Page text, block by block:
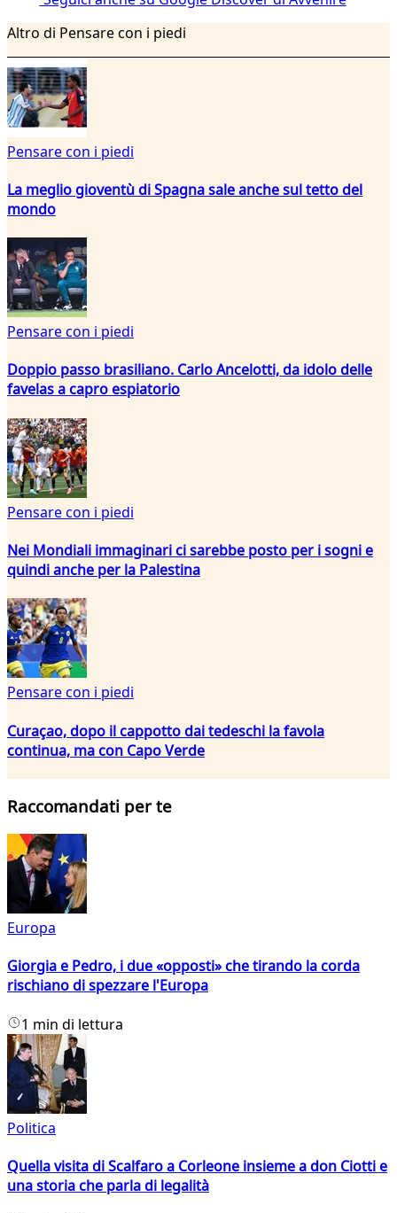
Altro di Pensare con i piedi
Pensare con i piedi
La meglio gioventù di Spagna sale anche sul tetto del
mondo
Pensare con i piedi
Doppio passo brasiliano. Carlo Ancelotti, da idolo delle
favelas a capro espiatorio
Pensare con i piedi
Nei Mondiali immaginari ci sarebbe posto per i sogni e
quindi anche per la Palestina
Pensare con i piedi
Curaçao, dopo il cappotto dai tedeschi la favola
continua, ma con Capo Verde
Raccomandati per te
Europa
Giorgia e Pedro, i due «opposti» che tirando la corda
rischiano di spezzare l'Europa
1 min di lettura
Politica
Quella visita di Scalfaro a Corleone insieme a don Ciotti e
una storia che parla di legalità